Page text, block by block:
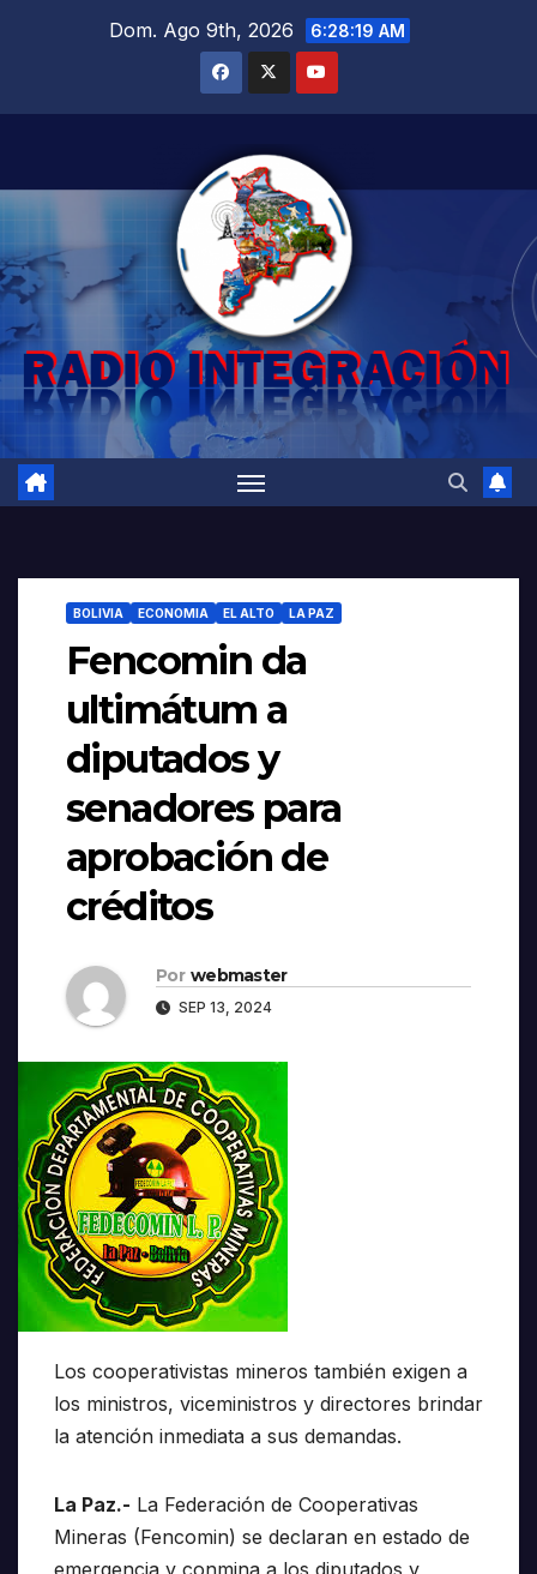
Dom. Ago 9th, 2026 6:28:20 AM
BOLIVIA ECONOMIA EL ALTO LA PAZ
Fencomin da
ultimátum a
diputados y
senadores para
aprobación de
créditos
Por webmaster
SEP 13, 2024
Los cooperativistas mineros también exigen a
los ministros, viceministros y directores brindar
la atención inmediata a sus demandas.
La Paz.- La Federación de Cooperativas
Mineras (Fencomin) se declaran en estado de